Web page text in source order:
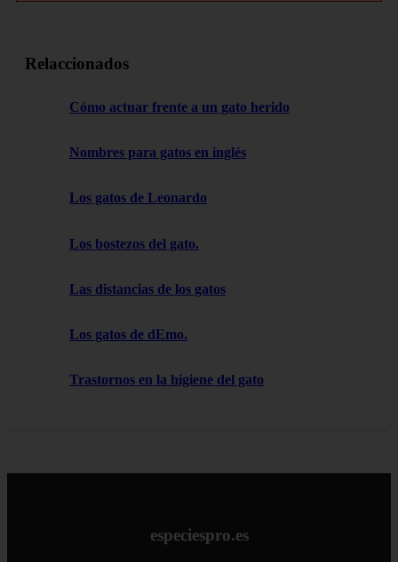
Relaccionados
Cómo actuar frente a un gato herido
Nombres para gatos en inglés
Los gatos de Leonardo
Los bostezos del gato.
Las distancias de los gatos
Los gatos de dEmo.
Trastornos en la higiene del gato
especiespro.es